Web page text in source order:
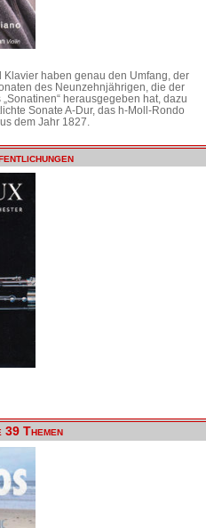
haben genau den Umfang, der
des Neunzehnjährigen, die der
herausgegeben hat, dazu
Sonate A-Dur, das h-Moll-Rondo
dem Jahr 1827.
Themen